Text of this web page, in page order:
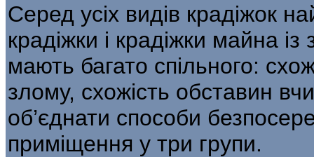
Серед усіх видів крадіжок
кра­діжки і крадіжки майна
мають багато спільного:
злому, схожість обставин
об’єднати способи
приміщення у три групи.